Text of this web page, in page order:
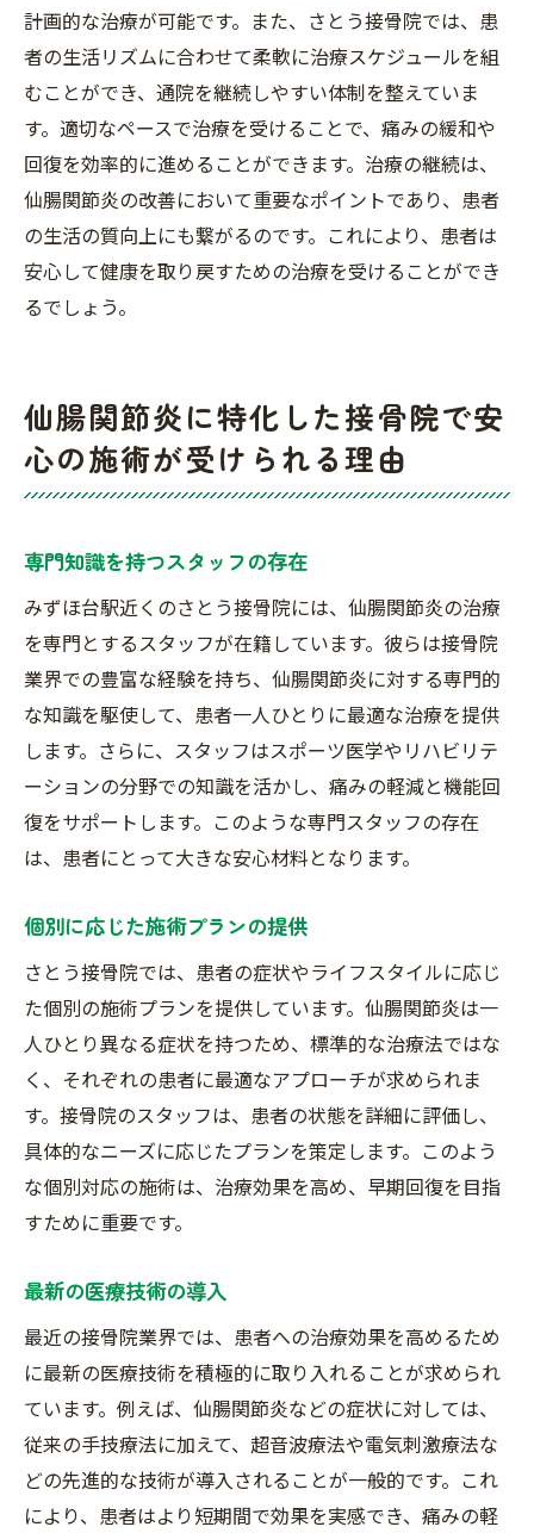
計画的な治療が可能です。また、さとう接骨院では、患
者の生活リズムに合わせて柔軟に治療スケジュールを組
むことができ、通院を継続しやすい体制を整えていま
す。適切なペースで治療を受けることで、痛みの緩和や
回復を効率的に進めることができます。治療の継続は、
仙腸関節炎の改善において重要なポイントであり、患者
の生活の質向上にも繋がるのです。これにより、患者は
安心して健康を取り戻すための治療を受けることができ
るでしょう。
仙腸関節炎に特化した接骨院で安
心の施術が受けられる理由
専門知識を持つスタッフの存在
みずほ台駅近くのさとう接骨院には、仙腸関節炎の治療
を専門とするスタッフが在籍しています。彼らは接骨院
業界での豊富な経験を持ち、仙腸関節炎に対する専門的
な知識を駆使して、患者一人ひとりに最適な治療を提供
します。さらに、スタッフはスポーツ医学やリハビリテ
ーションの分野での知識を活かし、痛みの軽減と機能回
復をサポートします。このような専門スタッフの存在
は、患者にとって大きな安心材料となります。
個別に応じた施術プランの提供
さとう接骨院では、患者の症状やライフスタイルに応じ
た個別の施術プランを提供しています。仙腸関節炎は一
人ひとり異なる症状を持つため、標準的な治療法ではな
く、それぞれの患者に最適なアプローチが求められま
す。接骨院のスタッフは、患者の状態を詳細に評価し、
具体的なニーズに応じたプランを策定します。このよう
な個別対応の施術は、治療効果を高め、早期回復を目指
すために重要です。
最新の医療技術の導入
最近の接骨院業界では、患者への治療効果を高めるため
に最新の医療技術を積極的に取り入れることが求められ
ています。例えば、仙腸関節炎などの症状に対しては、
従来の手技療法に加えて、超音波療法や電気刺激療法な
どの先進的な技術が導入されることが一般的です。これ
により、患者はより短期間で効果を実感でき、痛みの軽